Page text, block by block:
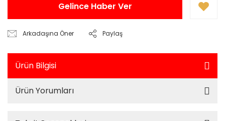
Gelince Haber Ver
Arkadaşına Öner Paylaş
Ürün Bilgisi
Ürün Yorumları